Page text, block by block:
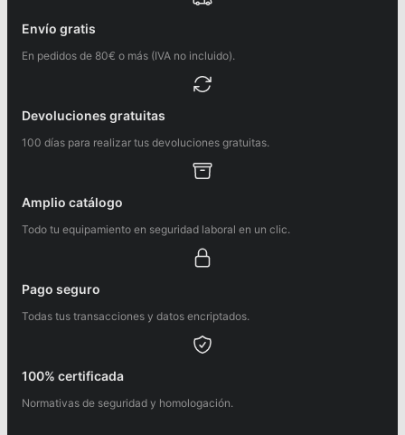
Envío gratis
En pedidos de 80€ o más (IVA no incluido).
Devoluciones gratuitas
100 días para realizar tus devoluciones gratuitas.
Amplio catálogo
Todo tu equipamiento en seguridad laboral en un clic.
Pago seguro
Todas tus transacciones y datos encriptados.
100% certificada
Normativas de seguridad y homologación.